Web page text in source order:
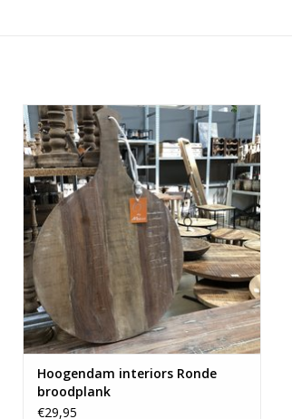
Mooie houten broodplank van By Mooss.
TOEVOEGEN AAN WINKELWAGEN
Hoogendam interiors Ronde
broodplank
€29,95